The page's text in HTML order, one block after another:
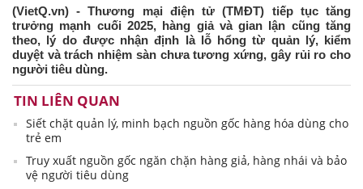
(VietQ.vn) - Thương mại điện tử (TMĐT) tiếp tục tăng
trưởng mạnh cuối 2025, hàng giả và gian lận cũng tăng
theo, lý do được nhận định là lỗ hổng từ quản lý, kiểm
duyệt và trách nhiệm sàn chưa tương xứng, gây rủi ro cho
người tiêu dùng.
TIN LIÊN QUAN
Siết chặt quản lý, minh bạch nguồn gốc hàng hóa dùng cho
trẻ em
Truy xuất nguồn gốc ngăn chặn hàng giả, hàng nhái và bảo
vệ người tiêu dùng